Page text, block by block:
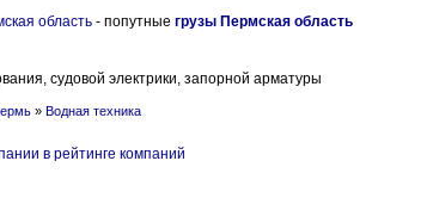
область - попутные грузы Пермская область
судовой электрики, запорной арматуры
» Водная техника
в рейтинге компаний